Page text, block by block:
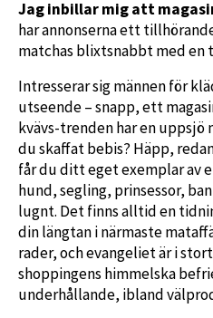
Jag inbillar mig att
har annonserna ett
matchas blixtsnabbt med en
Intresserar sig männen för
utseende – snapp, ett
kvävs-trenden har en uppsjö
du skaffat bebis? Häpp,
får du ditt eget exemplar av
hund, segling, prinsessor,
lugnt. Det finns alltid en
din längtan i närmaste
rader, och evangeliet är i
shoppingens himmelska
underhållande, ibland